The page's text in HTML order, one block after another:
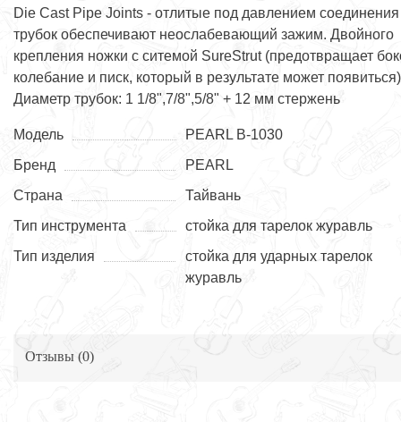
Die Cast Pipe Joints - отлитые под давлением соединения
трубок обеспечивают неослабевающий зажим. Двойного
крепления ножки с ситемой SureStrut (предотвращает
колебание и писк, который в результате может появиться)
Диаметр трубок: 1 1/8",7/8",5/8" + 12 мм стержень
Модель
PEARL B-1030
Бренд
PEARL
Страна
Тайвань
Тип инструмента
стойка для тарелок журавль
Тип изделия
стойка для ударных тарелок
журавль
Отзывы (0)